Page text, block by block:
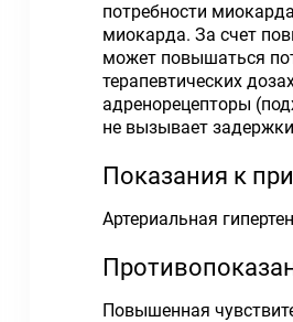
потребности
миокарда. За счет
может повышаться
терапевтических
адренорецепторы
не вызывает
Показания к
Артериальная
Повышенная